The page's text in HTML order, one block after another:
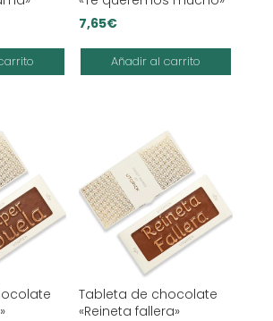
7,65€
Añadir al carrito
Tableta de chocolate
«Reineta fallera»